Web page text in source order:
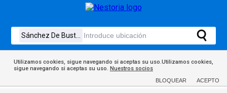
Utilizamos cookies, sigue navegando si aceptas su uso.Utilizamos cookies,
sigue navegando si aceptas su uso. Nuestros socios
BLOQUEAR ACEPTO